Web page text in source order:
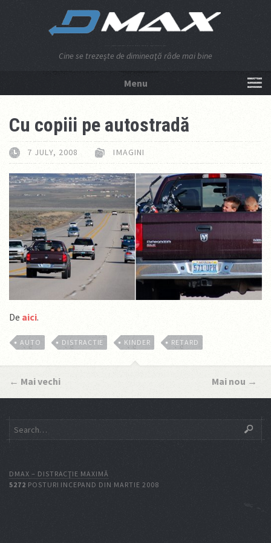
Cine se trezeşte de dimineaţă râde mai bine
Menu
Cu copiii pe autostradă
7 JULY, 2008 IMAGINI
De aici.
AUTO DISTRACTIE KINDER RETARD
← Mai vechi Mai nou →
DMAX – DISTRACŢIE MAXIMĂ
5272 POSTURI INCEPAND DIN MARTIE 2008